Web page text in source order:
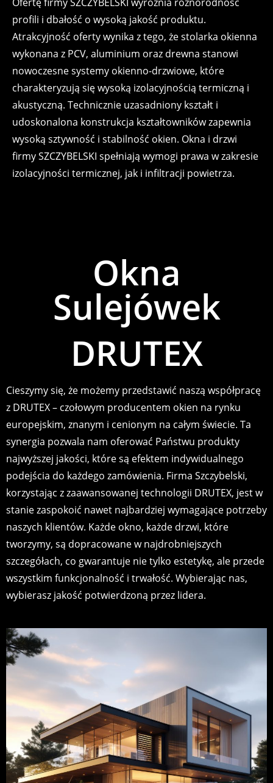
profili i dbałość o wysoką jakość produktu.
Atrakcyjność oferty wynika z tego, że stolarka okienna
wykonana z PCV, aluminium oraz drewna stanowi
nowoczesne systemy okienno-drzwiowe, które
charakteryzują się wysoką izolacyjnością termiczną i
akustyczną. Technicznie uzasadniony kształt i
udoskonalona konstrukcja kształtowników zapewnia
wysoką sztywność i stabilność okien. Okna i drzwi
firmy SZCZYBELSKI spełniają wymogi prawa w zakresie
izolacyjności termicznej, jak i infiltracji powietrza.
Okna
Sulejówek
DRUTEX
Cieszymy się, że możemy przedstawić naszą współpracę
z DRUTEX – czołowym producentem okien na rynku
europejskim, znanym i cenionym na całym świecie. Ta
synergia pozwala nam oferować Państwu produkty
najwyższej jakości, które są efektem indywidualnego
podejścia do każdego zamówienia. Firma Szczybelski,
korzystając z zaawansowanej technologii DRUTEX, jest w
stanie zaspokoić nawet najbardziej wymagające potrzeby
naszych klientów. Każde okno, każde drzwi, które
tworzymy, są dopracowane w najdrobniejszych
szczegółach, co gwarantuje nie tylko estetykę, ale przede
wszystkim funkcjonalność i trwałość. Wybierając nas,
wybierasz jakość potwierdzoną przez lidera.